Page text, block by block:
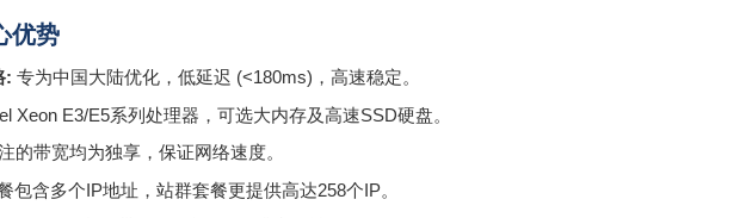
优势
: 专为中国大陆优化，低延迟 (<180ms)，高速稳定。
Xeon E3/E5系列处理器，可选大内存及高速SSD硬盘。
的带宽均为独享，保证网络速度。
包含多个IP地址，站群套餐更提供高达258个IP。